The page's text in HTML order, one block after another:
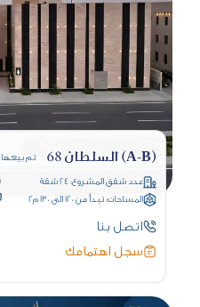
(A-B) السلطان 68 تم بيعها
عدد شقق المشروع: 24 شقة
المساحات: تبدأ من 120 الى 130 م2
اتصل بنا
سجل اهتمامك